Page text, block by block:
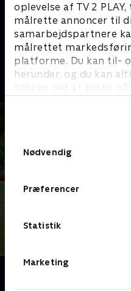
oplevelse af TV 2
målrette annoncer til
samarbejdspartnere
målrettet
platforme. Du kan til-
herunder, og du kan
tilbage ved at klikke på
Nødvendig
Præferencer
Statistik
Marketing
Mord på Mallorca
Krimi & Spænding • 2